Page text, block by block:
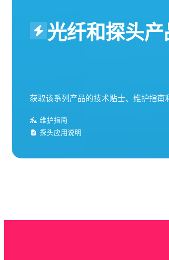
光纤和探头
获取该系列产品的技术贴士、维护指南
维护指南
探头应用说明